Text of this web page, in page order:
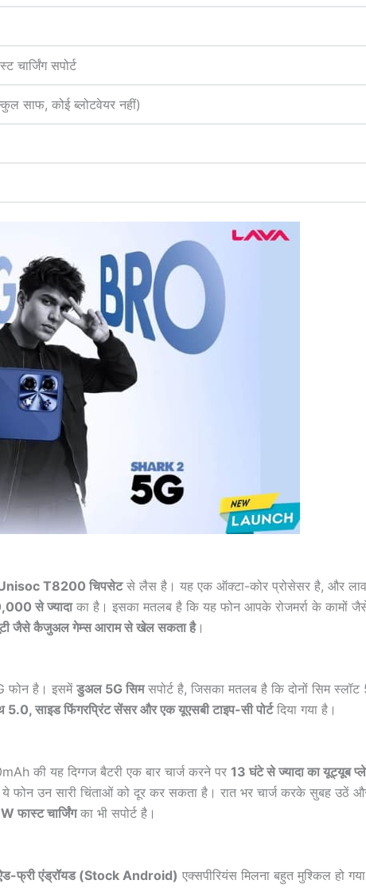
सपोर्ट
साफ, कोई ब्लोटवेयर नहीं)
T8200 चिपसेटसे लैस है। यह एक ऑक्टा-कोर प्रोसेसर है, और लावा
से ज्यादाका है। इसका मतलब है कि यह फोन आपके रोजमर्रा के कामों
जैसे कैजुअल गेम्स आराम से खेल सकता है।
फोन है। इसमें डुअल 5G सिमसपोर्ट है, जिसका मतलब है कि दोनों सिम स्लॉट
साइड फिंगरप्रिंट सेंसर और एक यूएसबी टाइप-सी पोर्टदिया गया है।
की यह दिग्गज बैटरी एक बार चार्ज करने पर 13 घंटे से ज्यादा का यूट्यूब
ये फोन उन सारी चिंताओं को दूर कर सकता है। रात भर चार्ज करके सुबह उठें
फास्ट चार्जिंगका भी सपोर्ट है।
फ्री एंड्रॉयड (Stock Android) एक्सपीरियंस मिलना बहुत मुश्किल हो